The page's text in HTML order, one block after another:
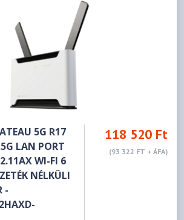
5G R17
LAN PORT
WI-FI 6
NÉLKÜLI
-
118 520 Ft
(93 322 FT + ÁFA)